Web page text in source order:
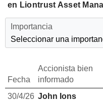
en Liontrust Asset
Importancia
Seleccionar una
Fecha
Accionista bien
informado
30/4/26 John Ions